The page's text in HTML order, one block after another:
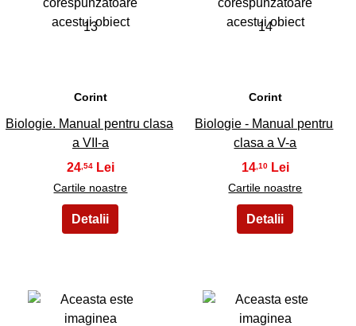
13
Corint
Biologie. Manual pentru clasa
a VII-a
24 ,54
Cartile noastre
14
Corint
Biologie - Manual pentru
clasa a V-a
14 ,10
Cartile noastre